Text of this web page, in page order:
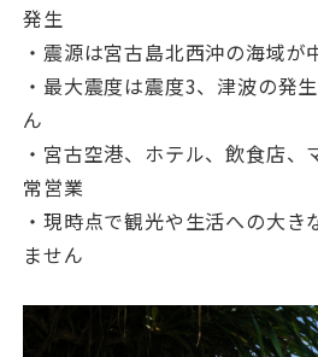
発生
・震源は宮古島北西沖の海域が
・最大震度は震度3、津波の発
ん
・宮古空港、ホテル、飲食店、
常営業
・現時点で観光や生活への大き
ません